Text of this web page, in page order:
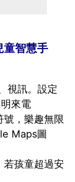
童智慧手
視訊。設定
來電
，樂趣無限
Maps圖
若孩童超過安